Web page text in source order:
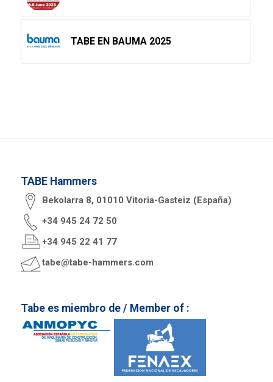
TABE EN BAUMA 2025
TABE Hammers
Bekolarra 8, 01010 Vitoria-Gasteiz (España)
+34 945 24 72 50
+34 945 22 41 77
tabe@tabe-hammers.com
Tabe es miembro de / Member of :